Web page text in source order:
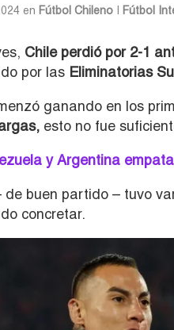
en Fútbol Chileno Fútbol
Chile perdió por 2-1
por las Eliminatorias
ganando en los
esto no fue
y Argentina
de buen partido – tuvo
concretar.